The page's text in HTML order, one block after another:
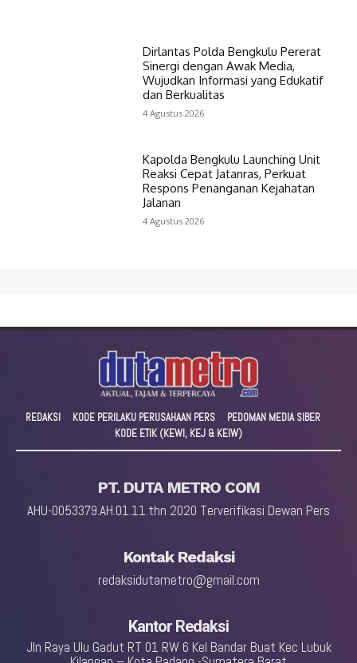
Dirlantas Polda Bengkulu Pererat
Sinergi dengan Awak Media,
Wujudkan Informasi yang Edukatif
dan Berkualitas
4 Agustus 2026
Kapolda Bengkulu Launching Unit
Reaksi Cepat Jatanras, Perkuat
Respons Penanganan Kejahatan
Jalanan
4 Agustus 2026
REDAKSI KODE PERILAKU PERUSAHAAN PERS
PEDOMAN MEDIA SIBER
KODE ETIK (KEWI, KEJ & KEIW)
PT. DUTA METRO COM
AHU-0053379.AH.01.11.thn 2020 Terverifikasi Dewan Pers
Kontak Redaksi
redaksidutametro@gmail.com
Kantor Redaksi
Jln Raya Ulu Gadut RT 01 RW 6 Kel Bandar Buat Kec Lubuk